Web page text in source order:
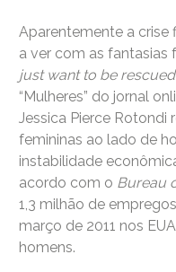
Aparentemente a crise
a ver com as fantasias
just want to be
“Mulheres” do jornal
Jessica Pierce Rotondi
femininas ao lado de
instabilidade
acordo com o Bureau
1,3 milhão de
março de 2011 nos
homens.